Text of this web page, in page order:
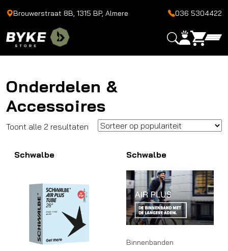
Brouwerstraat 8B, 1315 BP, Almere 036 5304422
Onderdelen &
Accessoires
Toont alle 2 resultaten Gesorteerd
populariteit
Schwalbe Schwalbe
Binnenbanden